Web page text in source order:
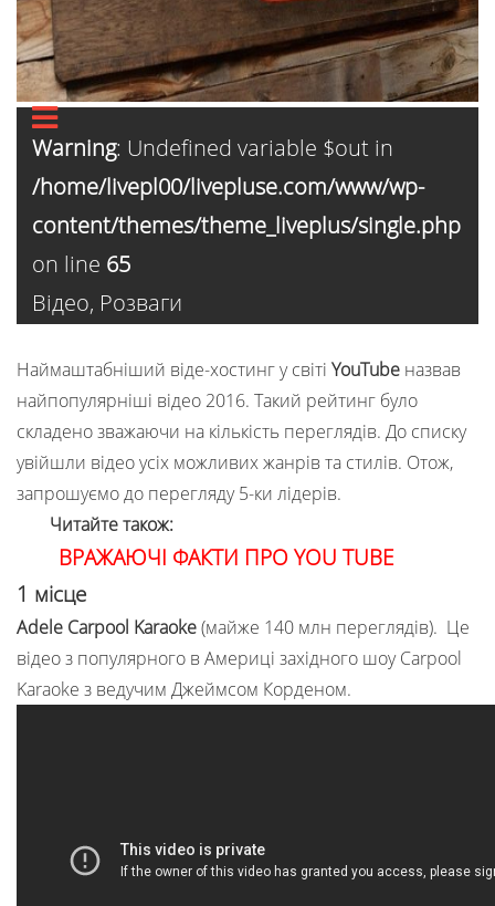
Warning: Undefined variable $out in
/home/livepl00/livepluse.com/www/wp-
content/themes/theme_liveplus/single.php
on line 65
Відео, Розваги
Наймаштабніший віде-хостинг у світі YouTube назвав
найпопулярніші відео 2016. Такий рейтинг було
складено зважаючи на кількість переглядів. До списку
увійшли відео усіх можливих жанрів та стилів. Отож,
запрошуємо до перегляду 5-ки лідерів.
Читайте також:
ВРАЖАЮЧІ ФАКТИ ПРО YOU TUBE
1 місце
Adele Carpool Karaoke(майже 140 млн переглядів). Це
відео з популярного в Америці західного шоу Carpool
Karaoke з ведучим Джеймсом Корденом.